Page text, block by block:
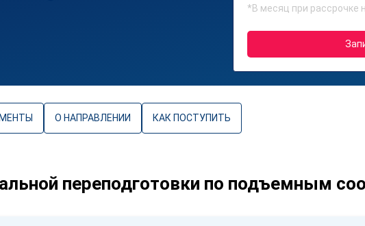
*В месяц при рассрочке
О НАПРАВЛЕНИИ КАК ПОСТУПИТЬ
переподготовки по подъемным